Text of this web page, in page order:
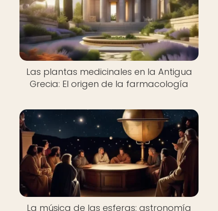
Las plantas medicinales en la Antigua
Grecia: El origen de la farmacología
La música de las esferas: astronomía